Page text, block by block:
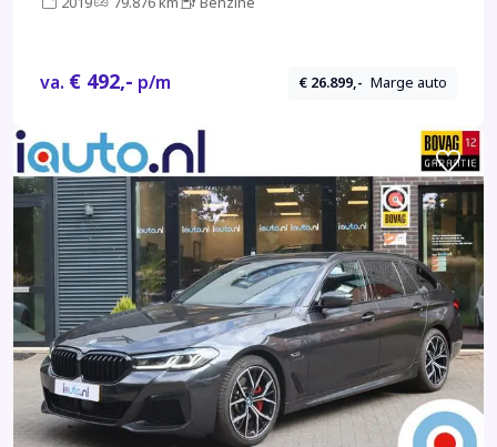
CAMERA | PDC |
va. € 492,- p/m € 26.899,- Marge auto